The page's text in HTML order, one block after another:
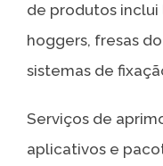
de produtos inclui
hoggers, fresas
sistemas de
Serviços de
aplicativos e